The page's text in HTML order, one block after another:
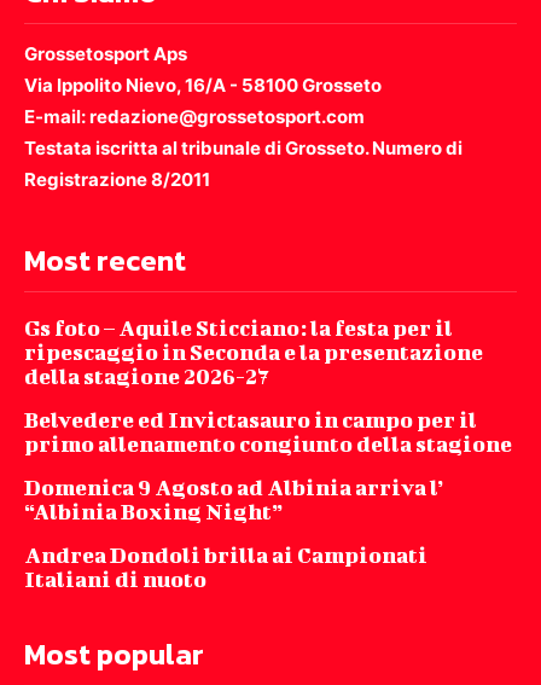
Grossetosport Aps
Via Ippolito Nievo, 16/A - 58100 Grosseto
E-mail: redazione@grossetosport.com
Testata iscritta al tribunale di Grosseto. Numero di
Registrazione 8/2011
Most recent
Gs foto – Aquile Sticciano: la festa per il
ripescaggio in Seconda e la presentazione
della stagione 2026-27
Belvedere ed Invictasauro in campo per il
primo allenamento congiunto della stagione
Domenica 9 Agosto ad Albinia arriva l’
“Albinia Boxing Night”
Andrea Dondoli brilla ai Campionati
Italiani di nuoto
Most popular